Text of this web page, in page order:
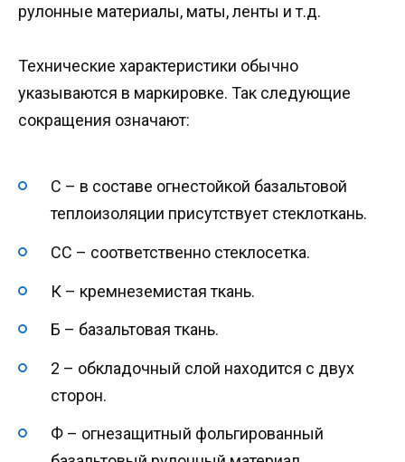
рулонные материалы, маты, ленты и т.д.
Технические характеристики обычно
указываются в маркировке. Так следующие
сокращения означают:
С – в составе огнестойкой базальтовой
теплоизоляции присутствует стеклоткань.
СС – соответственно стеклосетка.
К – кремнеземистая ткань.
Б – базальтовая ткань.
2 – обкладочный слой находится с двух
сторон.
Ф – огнезащитный фольгированный